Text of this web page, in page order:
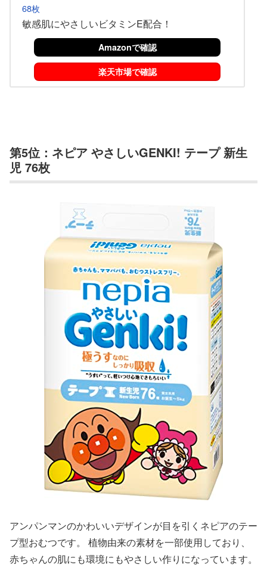
68枚
敏感肌にやさしいビタミンE配合！
Amazonで確認
楽天市場で確認
第5位：ネピア やさしいGENKI! テープ 新生
児 76枚
アンパンマンのかわいいデザインが目を引くネピアのテー
プ型おむつです。 植物由来の素材を一部使用しており、
赤ちゃんの肌にも環境にもやさしい作りになっています。